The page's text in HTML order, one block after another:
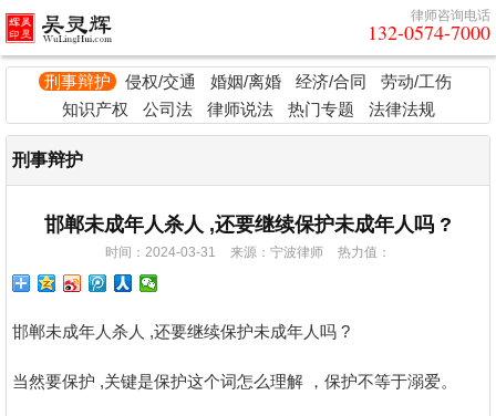
律师咨询电话
132-0574-7000
刑事辩护 侵权/交通 婚姻/离婚 经济/合同
劳动/工伤
知识产权
公司法 律师说法 热门专题 法律法规
刑事辩护
邯郸未成年人杀人 ,还要继续保护未成年人吗 ?
时间：2024-03-31 来源：宁波律师 热力值：
邯郸未成年人杀人 ,还要继续保护未成年人吗 ?
当然要保护 ,关键是保护这个词怎么理解 ，保护不等于溺爱。